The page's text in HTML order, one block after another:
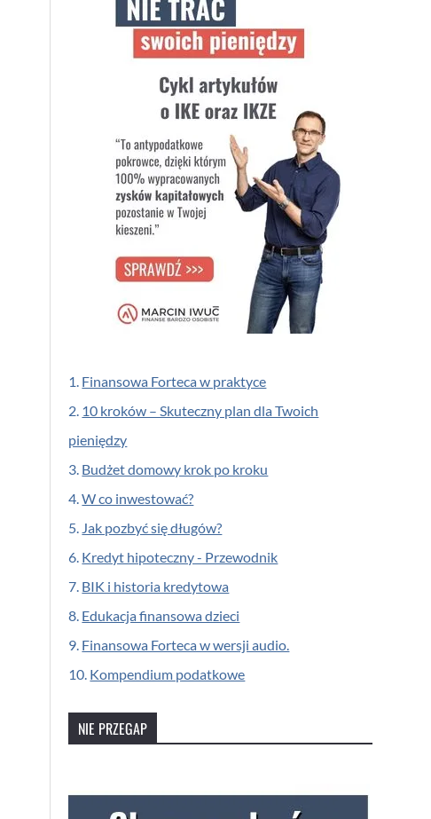
1. Finansowa Forteca w praktyce
2. 10 kroków – Skuteczny plan dla Twoich
pieniędzy
3. Budżet domowy krok po kroku
4.W co inwestować?
5. Jak pozbyć się długów?
6. Kredyt hipoteczny - Przewodnik
7. BIK i historia kredytowa
8. Edukacja finansowa dzieci
9. Finansowa Forteca w wersji audio.
10. Kompendium podatkowe
NIE PRZEGAP